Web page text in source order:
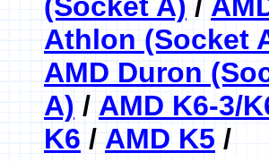
Athlon (Socket
AMD Duron
A)/AMD K6-3/
K6/AMD K5 /